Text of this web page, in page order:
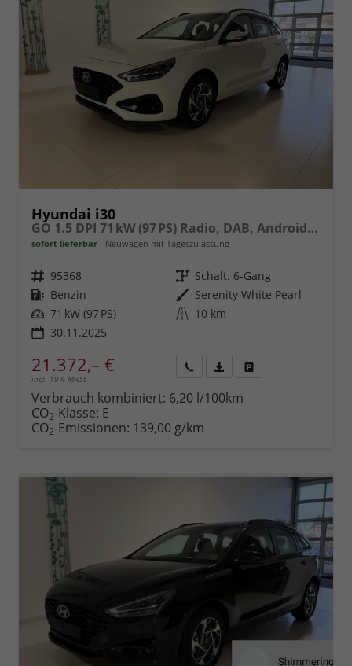
Hyundai i30
GO 1.5 DPI 71 kW (97 PS) Radio, DAB, Android Auto, Apple CarPlay, Navigationssystem, Bluetooth, Klimaanlage, Lenkradheizung, Sitzheizung, Rückfahrkamera, Einparkhilfe vorne und hinten, 16 Zoll Leichtmetallfelgen, uvm.
sofort lieferbar Neuwagen mit Tageszulassung
Fahrzeugnr. 95368 Getriebe Schalt. 6-Gang
Kraftstoff Benzin Außenfarbe Serenity White Pearl
Leistung 71 kW (97 PS) Kilometerstand 10 km
30.11.2025
21.372,– €
incl. 19% MwSt.
anfordern
Datei,
Verbrauch kombiniert: 6,20 l/100km
CO2-Klasse: E
CO2-Emissionen: 139,00 g/km